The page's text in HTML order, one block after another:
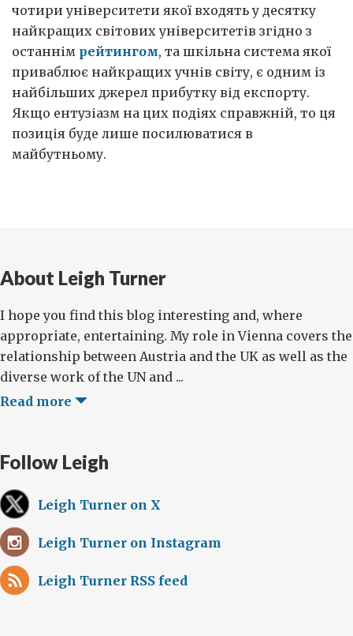
чотири університети якої входять у десятку
найкращих світових університетів згідно з
останнім рейтингом, та шкільна система якої
приваблює найкращих учнів світу, є одним із
найбільших джерел прибутку від експорту.
Якщо ентузіазм на цих подіях справжній, то ця
позиція буде лише посилюватися в
майбутньому.
About Leigh Turner
I hope you find this blog interesting and, where
appropriate, entertaining. My role in Vienna covers the
relationship between Austria and the UK as well as the
diverse work of the UN and ...
Read more
Follow Leigh
Leigh Turner on X
Leigh Turner on Instagram
Leigh Turner RSS feed